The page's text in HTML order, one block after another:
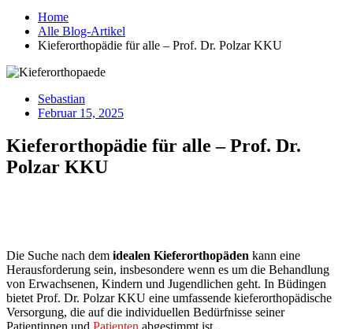
Home
Alle Blog-Artikel
Kieferorthopädie für alle – Prof. Dr. Polzar KKU
Sebastian
Februar 15, 2025
Kieferorthopädie für alle – Prof. Dr.
Polzar KKU
Die Suche nach dem idealen Kieferorthopäden kann eine
Herausforderung sein, insbesondere wenn es um die Behandlung
von Erwachsenen, Kindern und Jugendlichen geht. In Büdingen
bietet Prof. Dr. Polzar KKU eine umfassende kieferorthopädische
Versorgung, die auf die individuellen Bedürfnisse seiner